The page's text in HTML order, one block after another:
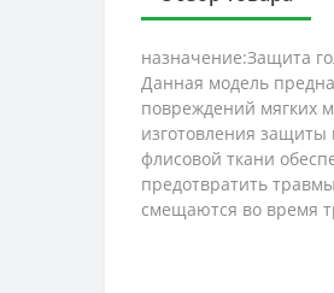
назначение:Защита
Данная модель
повреждений мягких
изготовления защиты
флисовой ткани
предотвратить
смещаются во время